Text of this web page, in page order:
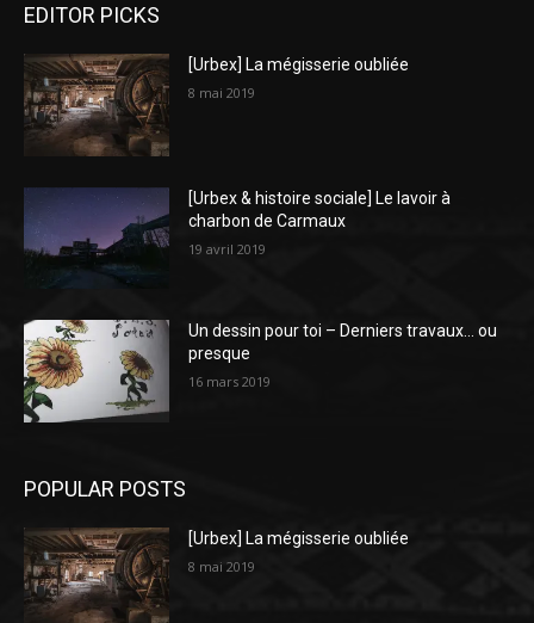
EDITOR PICKS
[Urbex] La mégisserie oubliée
8 mai 2019
[Urbex & histoire sociale] Le lavoir à
charbon de Carmaux
19 avril 2019
Un dessin pour toi – Derniers travaux… ou
presque
16 mars 2019
POPULAR POSTS
[Urbex] La mégisserie oubliée
8 mai 2019